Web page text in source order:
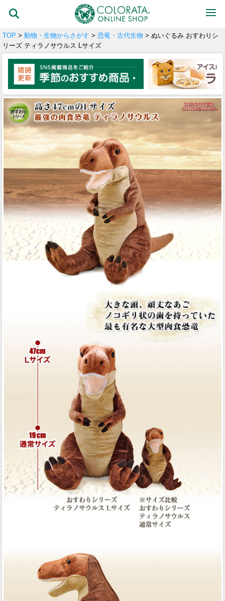
TOP > 動物・生物からさがす > 恐竜・古代生物 > ぬいぐるみ おすわりシ
リーズ ティラノサウルス Lサイズ